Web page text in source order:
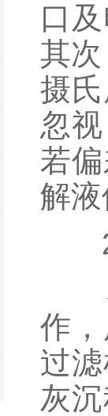
口
其
摄
忽
若
解
2
表
作
过
灰